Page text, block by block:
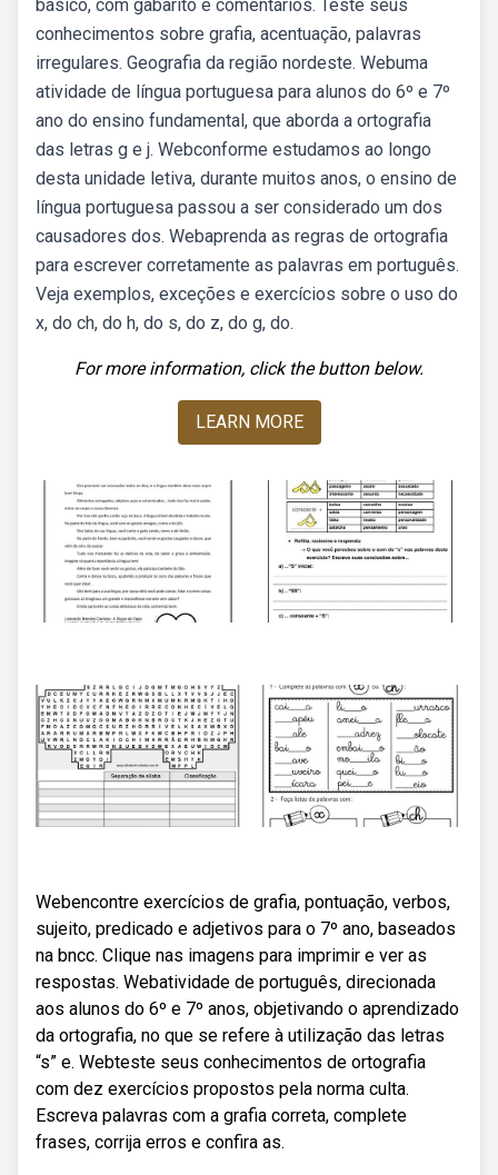
básico, com gabarito e comentários. Teste seus
conhecimentos sobre grafia, acentuação, palavras
irregulares. Geografia da região nordeste. Webuma
atividade de língua portuguesa para alunos do 6º e 7º
ano do ensino fundamental, que aborda a ortografia
das letras g e j. Webconforme estudamos ao longo
desta unidade letiva, durante muitos anos, o ensino de
língua portuguesa passou a ser considerado um dos
causadores dos. Webaprenda as regras de ortografia
para escrever corretamente as palavras em português.
Veja exemplos, exceções e exercícios sobre o uso do
x, do ch, do h, do s, do z, do g, do.
For more information, click the button below.
LEARN MORE
Webencontre exercícios de grafia, pontuação, verbos,
sujeito, predicado e adjetivos para o 7º ano, baseados
na bncc. Clique nas imagens para imprimir e ver as
respostas. Webatividade de português, direcionada
aos alunos do 6º e 7º anos, objetivando o aprendizado
da ortografia, no que se refere à utilização das letras
“s” e. Webteste seus conhecimentos de ortografia
com dez exercícios propostos pela norma culta.
Escreva palavras com a grafia correta, complete
frases, corrija erros e confira as.